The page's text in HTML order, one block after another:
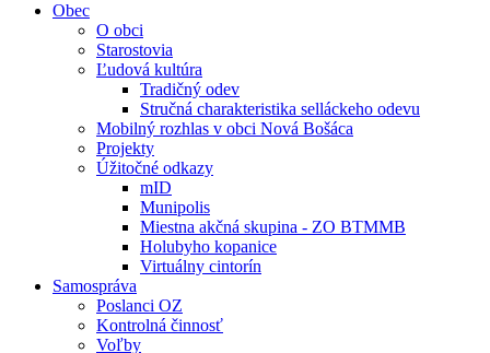
Obec
O obci
Starostovia
Ľudová kultúra
Tradičný odev
Stručná charakteristika selláckeho odevu
Mobilný rozhlas v obci Nová Bošáca
Projekty
Úžitočné odkazy
mID
Munipolis
Miestna akčná skupina - ZO BTMMB
Holubyho kopanice
Virtuálny cintorín
Samospráva
Poslanci OZ
Kontrolná činnosť
Voľby